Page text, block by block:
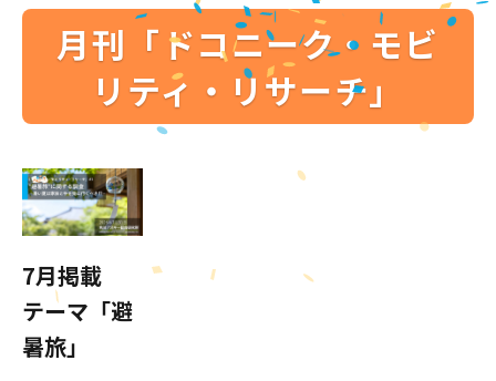
月刊「ドコニーク・モビ
リティ・リサーチ」
7月掲載
テーマ「避
暑旅」